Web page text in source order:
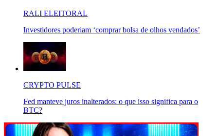
RALI ELEITORAL
Investidores poderiam ‘comprar bolsa de olhos vendados’
CRYPTO PULSE
Fed manteve juros inalterados: o que isso significa para o
BTC?